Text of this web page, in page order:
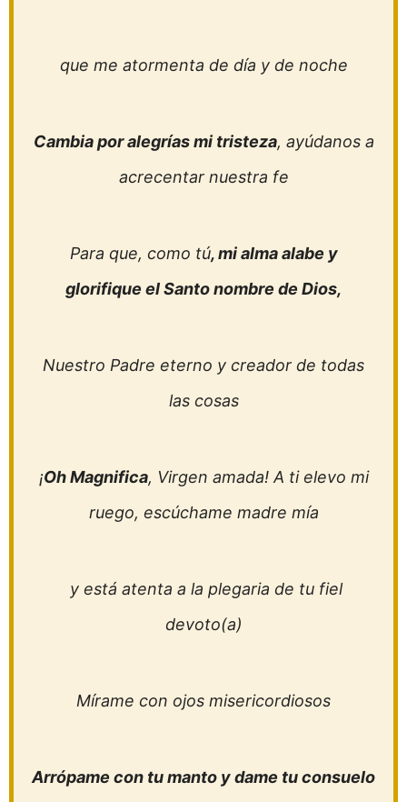
que me atormenta de día y de noche
Cambia por alegrías mi tristeza, ayúdanos a
acrecentar nuestra fe
Para que, como tú, mi alma alabe y
glorifique el Santo nombre de Dios,
Nuestro Padre eterno y creador de todas
las cosas
¡Oh Magnifica, Virgen amada! A ti elevo mi
ruego, escúchame madre mía
y está atenta a la plegaria de tu fiel
devoto(a)
Mírame con ojos misericordiosos
Arrópame con tu manto y dame tu consuelo